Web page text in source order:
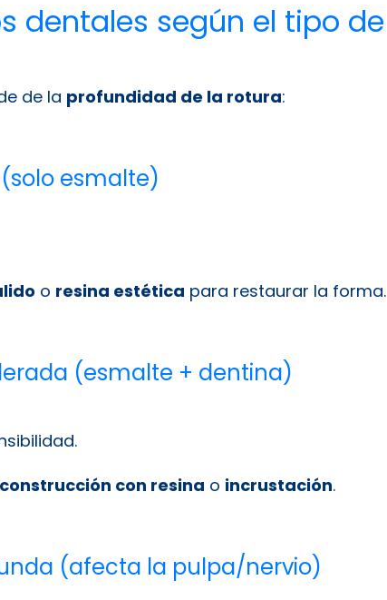
dentales según el tipo de
de la profundidad de la rotura:
esmalte)
o resina estética para restaurar la forma.
(esmalte + dentina)
con resina o incrustación.
(afecta la pulpa/nervio)